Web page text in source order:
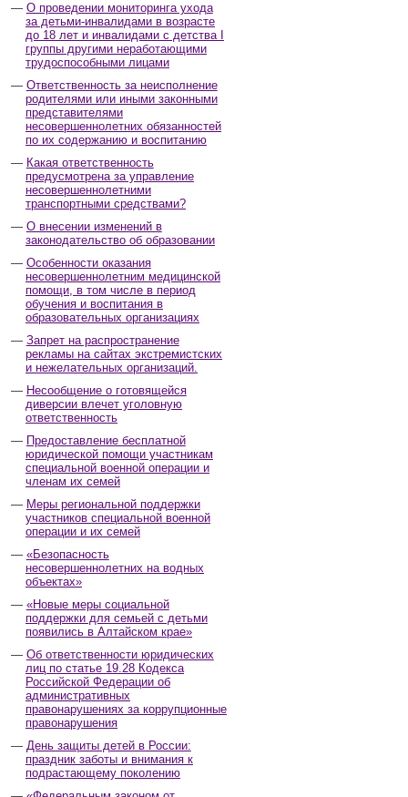
О проведении мониторинга ухода
за детьми-инвалидами в возрасте
до 18 лет и инвалидами с детства I
группы другими неработающими
трудоспособными лицами
Ответственность за неисполнение
родителями или иными законными
представителями
несовершеннолетних обязанностей
по их содержанию и воспитанию
Какая ответственность
предусмотрена за управление
несовершеннолетними
транспортными средствами?
О внесении изменений в
законодательство об образовании
Особенности оказания
несовершеннолетним медицинской
помощи, в том числе в период
обучения и воспитания в
образовательных организациях
Запрет на распространение
рекламы на сайтах экстремистских
и нежелательных организаций.
Несообщение о готовящейся
диверсии влечет уголовную
ответственность
Предоставление бесплатной
юридической помощи участникам
специальной военной операции и
членам их семей
Меры региональной поддержки
участников специальной военной
операции и их семей
«Безопасность
несовершеннолетних на водных
объектах»
«Новые меры социальной
поддержки для семьей с детьми
появились в Алтайском крае»
Об ответственности юридических
лиц по статье 19.28 Кодекса
Российской Федерации об
административных
правонарушениях за коррупционные
правонарушения
День защиты детей в России:
праздник заботы и внимания к
подрастающему поколению